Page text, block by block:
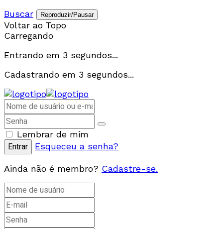
Buscar
Reproduzir/Pausar
Voltar ao Topo
Carregando
Entrando em 3 segundos...
Cadastrando em 3 segundos...
Lembrar de mim
Esqueceu a senha?
Ainda não é membro? Cadastre-se.